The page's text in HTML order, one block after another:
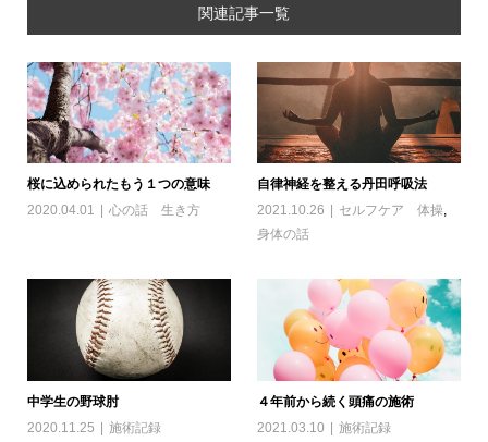
関連記事一覧
桜に込められたもう１つの意味
2020.04.01
心の話 生き方
自律神経を整える丹田呼吸法
2021.10.26
セルフケア 体操,
身体の話
中学生の野球肘
2020.11.25
施術記録
４年前から続く頭痛の施術
2021.03.10
施術記録